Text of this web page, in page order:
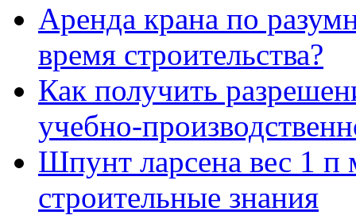
Аренда крана по
время строительства?
Как получить
учебно-
Шпунт ларсена вес 1 п
строительные знания